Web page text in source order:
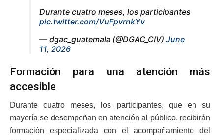
Durante cuatro meses, los participantes
pic.twitter.com/VuFpvrnkYv
— dgac_guatemala (@DGAC_CIV) June
11, 2026
Formación para una atención más
accesible
Durante cuatro meses, los participantes, que en su
mayoría se desempeñan en atención al público, recibirán
formación especializada con el acompañamiento del